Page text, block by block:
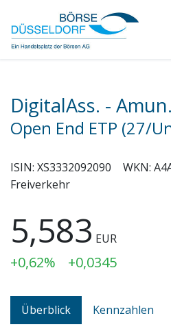
DigitalAss. -
Open End ETP (27/
ISIN: XS3332092090 WKN:
Freiverkehr
5,583 EUR
+0,62% +0,0345
Überblick Kennzahlen